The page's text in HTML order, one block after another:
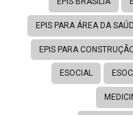
EPIS PARA ÁREA DA
EPIS PARA
ESOCIAL